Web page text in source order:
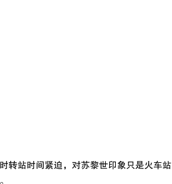
转站时间紧迫，对苏黎世印象只是火车站